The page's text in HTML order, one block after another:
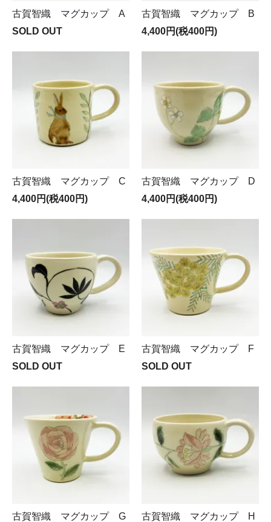
古賀智織 マグカップ A
SOLD OUT
古賀智織 マグカップ B
4,400円(税400円)
古賀智織 マグカップ C
4,400円(税400円)
古賀智織 マグカップ D
4,400円(税400円)
古賀智織 マグカップ E
SOLD OUT
古賀智織 マグカップ F
SOLD OUT
古賀智織 マグカップ G
古賀智織 マグカップ H